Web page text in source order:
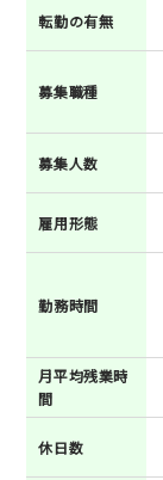
転勤の有無
募集職種
募集人数
雇用形態
勤務時間
月平均残業時
間
休日数